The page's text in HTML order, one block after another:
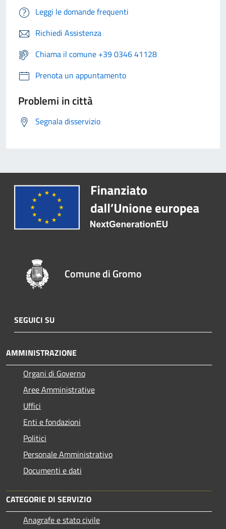
Leggi le domande frequenti
Richiedi Assistenza
Chiama il comune +39 0346 41128
Prenota un appuntamento
Problemi in città
Segnala disservizio
Comune di Gromo
SEGUICI SU
AMMINISTRAZIONE
Organi di Governo
Aree Amministrative
Uffici
Enti e fondazioni
Politici
Personale Amministrativo
Documenti e dati
CATEGORIE DI SERVIZIO
Anagrafe e stato civile